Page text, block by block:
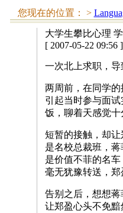
您现在的位置： >
大学生攀比心理
[ 2007-05-22 09:56 ]
一次北上求职，导
两周前，在同学
引起当时参与面
饭，聊着天感觉
短暂的接触，却
是名校总裁班，
是价值不菲的名
毫无犹豫转送，郑
告别之后，想想
让郑盈心头不免